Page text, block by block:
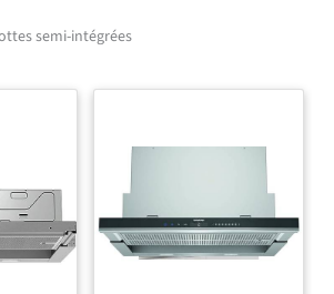
Éclairage LED : pour un
Poignées : choisissez la
différentes poignées Bosch
hottes plates : à peine
visibles dans un meuble
haut, elles assurent un
semi-intégrées